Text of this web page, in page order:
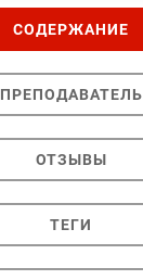
СОДЕРЖАНИЕ
ПРЕПОДАВАТЕЛЬ
ОТЗЫВЫ
ТЕГИ